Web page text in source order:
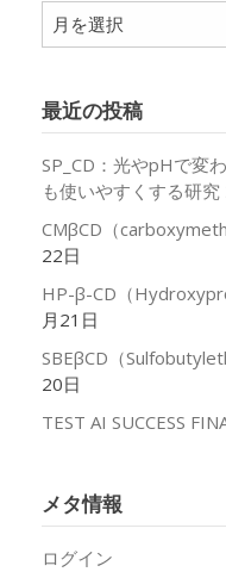
ア
ー
ブ
最近の投稿
SP_CD：光やpHで変
も使いやすくする研究
CMβCD（
22日
HP-β-CD（
月21日
SBEβCD（
20日
TEST AI SUCCESS
メタ情報
ログイン